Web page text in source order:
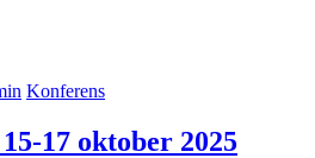
Konferens
17 oktober 2025